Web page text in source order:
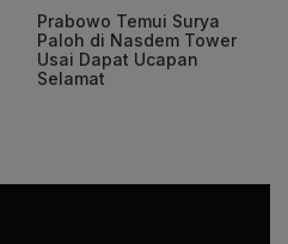
Prabowo Temui Surya
Paloh di Nasdem Tower
Usai Dapat Ucapan
Selamat